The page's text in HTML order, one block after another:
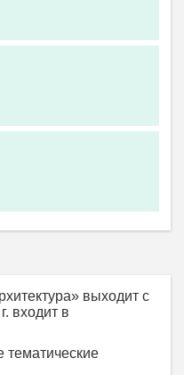
выходит с
входит в